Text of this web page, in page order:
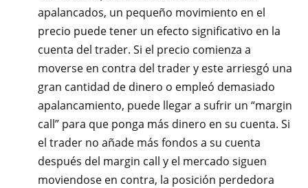
apalancados, un pequeño movimiento en el
precio puede tener un efecto significativo en la
cuenta del trader. Si el precio comienza a
moverse en contra del trader y este arriesgó una
gran cantidad de dinero o empleó demasiado
apalancamiento, puede llegar a sufrir un “margin
call” para que ponga más dinero en su cuenta. Si
el trader no añade más fondos a su cuenta
después del margin call y el mercado siguen
moviendose en contra, la posición perdedora